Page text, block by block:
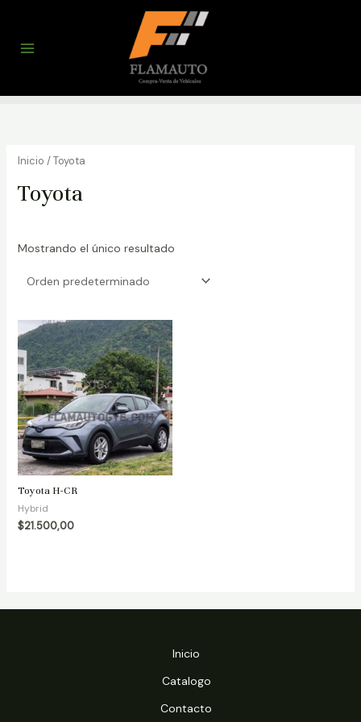
contenido
Inicio / Toyota
Toyota
Mostrando el único resultado
Toyota H-CR
Hybrid
$21.500,00
Inicio
Catalogo
Contacto